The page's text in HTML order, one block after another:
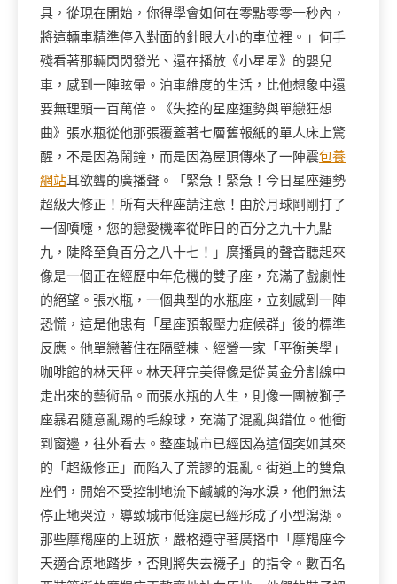
具，從現在開始，你得學會如何在零點零零一秒內，
將這輛車精準停入對面的針眼大小的車位裡。」何手
殘看著那輛閃閃發光、還在播放《小星星》的嬰兒
車，感到一陣眩暈。泊車維度的生活，比他想象中還
要無理頭一百萬倍。《失控的星座運勢與單戀狂想
曲》張水瓶從他那張覆蓋著七層舊報紙的單人床上驚
醒，不是因為鬧鐘，而是因為屋頂傳來了一陣震包養
網站耳欲聾的廣播聲。「緊急！緊急！今日星座運勢
超級大修正！所有天秤座請注意！由於月球剛剛打了
一個噴嚏，您的戀愛機率從昨日的百分之九十九點
九，陡降至負百分之八十七！」廣播員的聲音聽起來
像是一個正在經歷中年危機的雙子座，充滿了戲劇性
的絕望。張水瓶，一個典型的水瓶座，立刻感到一陣
恐慌，這是他患有「星座預報壓力症候群」後的標準
反應。他單戀著住在隔壁棟、經營一家「平衡美學」
咖啡館的林天秤。林天秤完美得像是從黃金分割線中
走出來的藝術品。而張水瓶的人生，則像一團被獅子
座暴君隨意亂踢的毛線球，充滿了混亂與錯位。他衝
到窗邊，往外看去。整座城市已經因為這個突如其來
的「超級修正」而陷入了荒謬的混亂。街道上的雙魚
座們，開始不受控制地流下鹹鹹的海水淚，他們無法
停止地哭泣，導致城市低窪處已經形成了小型潟湖。
那些摩羯座的上班族，嚴格遵守著廣播中「摩羯座今
天適合原地踏步，否則將失去襪子」的指令。數百名